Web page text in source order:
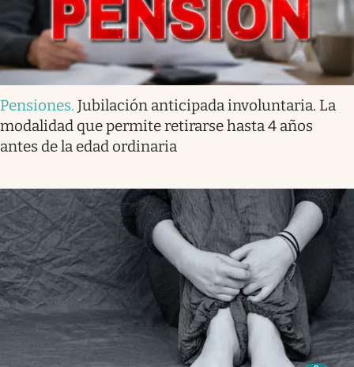
Pensiones. Jubilación anticipada involuntaria. La
modalidad que permite retirarse hasta 4 años
antes de la edad ordinaria